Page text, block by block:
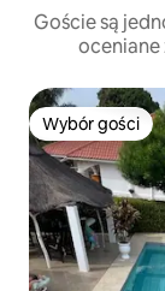
Goście są
oceniane
Wybór gości
Wybór gości